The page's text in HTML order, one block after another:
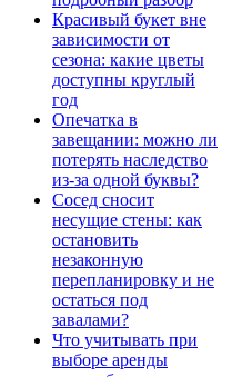
Красивый букет вне
зависимости от
сезона: какие цветы
доступны круглый
год
Опечатка в
завещании: можно ли
потерять наследство
из-за одной буквы?
Сосед сносит
несущие стены: как
остановить
незаконную
перепланировку и не
остаться под
завалами?
Что учитывать при
выборе аренды